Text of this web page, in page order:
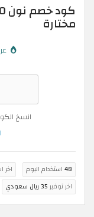
مختارة
انسخ
48 استخدام اليوم اخر
اخر توفير 35 ريال سعودي